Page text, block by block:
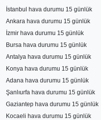
İstanbul hava durumu 15 günlük
Ankara hava durumu 15 günlük
İzmir hava durumu 15 günlük
Bursa hava durumu 15 günlük
Antalya hava durumu 15 günlük
Konya hava durumu 15 günlük
Adana hava durumu 15 günlük
Şanlıurfa hava durumu 15 günlük
Gaziantep hava durumu 15 günlük
Kocaeli hava durumu 15 günlük